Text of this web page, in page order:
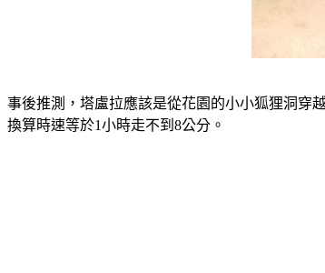
事後推測，塔盧拉應該是從花園的小小狐狸洞穿
換算時速等於1小時走不到8公分。